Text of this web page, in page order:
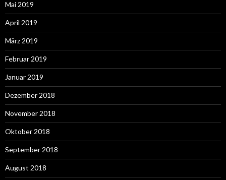
Mai 2019
April 2019
März 2019
Februar 2019
Januar 2019
Dezember 2018
November 2018
Oktober 2018
September 2018
August 2018